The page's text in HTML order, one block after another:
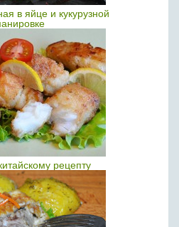
в яйце и кукурузной
рецепту